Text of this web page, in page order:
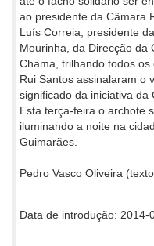
ao presidente da Câmara
Luís Correia, presidente
Mourinha, da Direcção da
Chama, trilhando todos
Rui Santos assinalaram o
significado da iniciativa da
Esta terça-feira o archote
iluminando a noite na
Guimarães.
Pedro Vasco Oliveira
Data de introdução: 2014-